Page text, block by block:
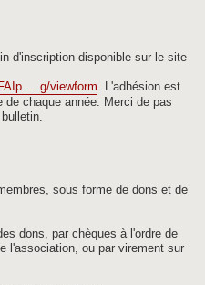
d'inscription disponible sur le site
... g/viewform. L'adhésion est
de chaque année. Merci de pas
sous forme de dons et de
dons, par chèques à l'ordre de
l'association, ou par virement sur